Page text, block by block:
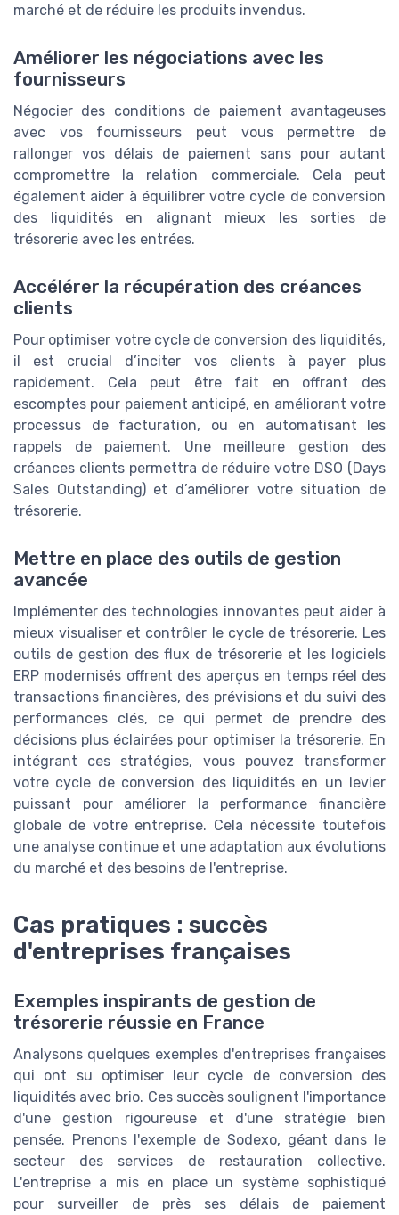
marché et de réduire les produits invendus.
Améliorer les négociations avec les
fournisseurs
Négocier des conditions de paiement avantageuses
avec vos fournisseurs peut vous permettre de
rallonger vos délais de paiement sans pour autant
compromettre la relation commerciale. Cela peut
également aider à équilibrer votre cycle de conversion
des liquidités en alignant mieux les sorties de
trésorerie avec les entrées.
Accélérer la récupération des créances
clients
Pour optimiser votre cycle de conversion des liquidités,
il est crucial d’inciter vos clients à payer plus
rapidement. Cela peut être fait en offrant des
escomptes pour paiement anticipé, en améliorant votre
processus de facturation, ou en automatisant les
rappels de paiement. Une meilleure gestion des
créances clients permettra de réduire votre DSO (Days
Sales Outstanding) et d’améliorer votre situation de
trésorerie.
Mettre en place des outils de gestion
avancée
Implémenter des technologies innovantes peut aider à
mieux visualiser et contrôler le cycle de trésorerie. Les
outils de gestion des flux de trésorerie et les logiciels
ERP modernisés offrent des aperçus en temps réel des
transactions financières, des prévisions et du suivi des
performances clés, ce qui permet de prendre des
décisions plus éclairées pour optimiser la trésorerie. En
intégrant ces stratégies, vous pouvez transformer
votre cycle de conversion des liquidités en un levier
puissant pour améliorer la performance financière
globale de votre entreprise. Cela nécessite toutefois
une analyse continue et une adaptation aux évolutions
du marché et des besoins de l'entreprise.
Cas pratiques : succès
d'entreprises françaises
Exemples inspirants de gestion de
trésorerie réussie en France
Analysons quelques exemples d'entreprises françaises
qui ont su optimiser leur cycle de conversion des
liquidités avec brio. Ces succès soulignent l'importance
d'une gestion rigoureuse et d'une stratégie bien
pensée. Prenons l'exemple de Sodexo, géant dans le
secteur des services de restauration collective.
L'entreprise a mis en place un système sophistiqué
pour surveiller de près ses délais de paiement